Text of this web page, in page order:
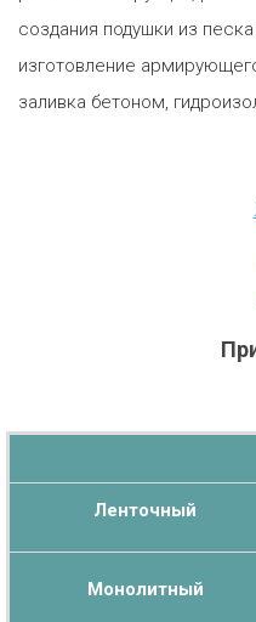
создания подушки из
изготовление
заливка бетоном,
Ленточный
Монолитный